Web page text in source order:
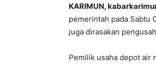
KARIMUN,
pemerintah pada Sabtu
juga dirasakan
Pemilik usaha depot air